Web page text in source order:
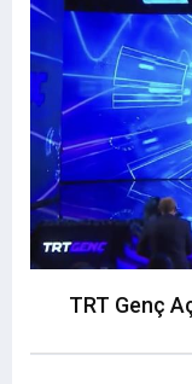
TRT Genç